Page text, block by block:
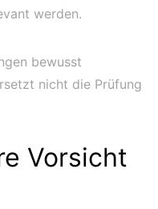
werden.
bewusst
nicht die Prüfung
Vorsicht